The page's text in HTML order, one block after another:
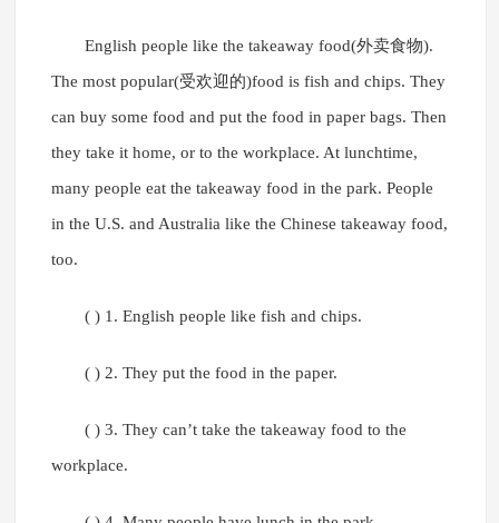
English people like the takeaway food(外卖食物).
The most popular(受欢迎的)food is fish and chips. They
can buy some food and put the food in paper bags. Then
they take it home, or to the workplace. At lunchtime,
many people eat the takeaway food in the park. People
in the U.S. and Australia like the Chinese takeaway food,
too.
( ) 1. English people like fish and chips.
( ) 2. They put the food in the paper.
( ) 3. They can’t take the takeaway food to the
workplace.